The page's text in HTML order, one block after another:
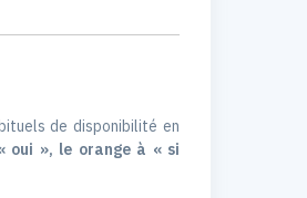
de disponibilité en
oui », le orange à « si